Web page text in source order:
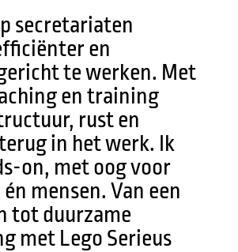
secretariaten
en
te werken. Met
en training
rust en
in het werk. Ik
on, met oog voor
mensen. Van een
tot duurzame
met Lego Serieus